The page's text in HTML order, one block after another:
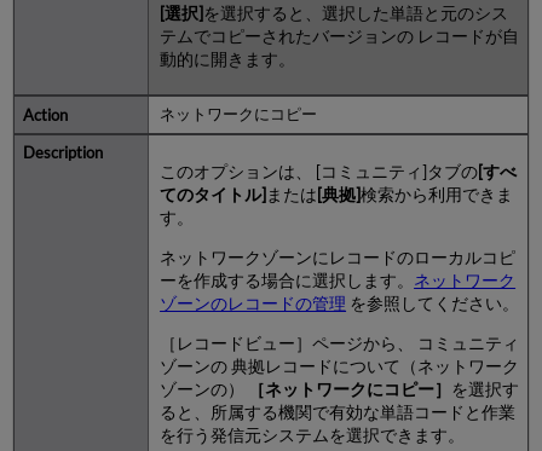
[選択]を選択すると、選択した単語と元のシス
テムでコピーされたバージョンの レコードが自
動的に開きます。
ネットワークにコピー
このオプションは、 [コミュニティ]タブの[すべ
てのタイトル]または[典拠]検索から利用できま
す。
ネットワークゾーンにレコードのローカルコピ
ーを作成する場合に選択します。 ネットワーク
ゾーンのレコードの管理 を参照してください。
［レコードビュー］ページから、 コミュニティ
ゾーンの 典拠レコードについて（ネットワーク
ゾーンの）
［ネットワークにコピー］
を選択す
ると、所属する機関で有効な単語コードと作業
を行う発信元システムを選択できます。